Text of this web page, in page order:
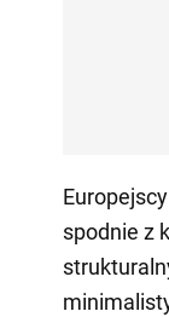
spodnie z